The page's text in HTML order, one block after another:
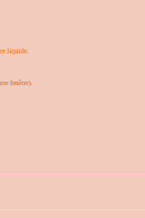
liquide.
fenêtre).